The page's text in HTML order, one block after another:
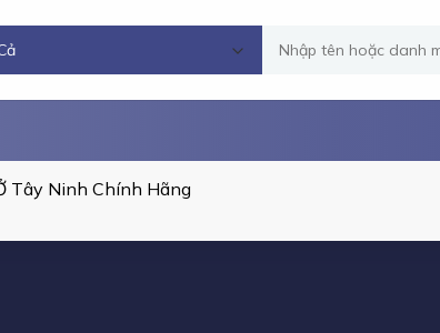
kiếm:
Tây Ninh Chính Hãng